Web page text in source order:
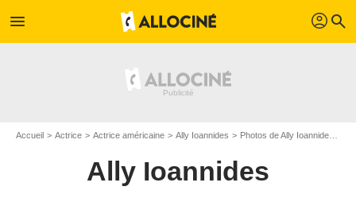
menu profil search
Accueil Actrice Actrice américaine Ally Ioannides Photos de Ally Ioannides
Ally Ioannides